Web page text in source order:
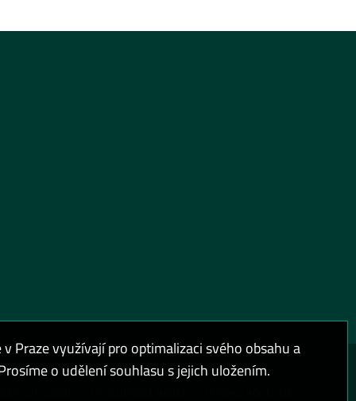
údajů
Praze využívají pro optimalizaci svého obsahu a
o udělení souhlasu s jejich uložením.